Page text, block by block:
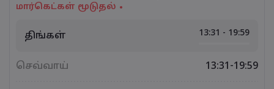
மார்கெட்கள் மூடுதல்
திங்கள் 13:31 - 19:59
செவ்வாய் 13:31-19:59